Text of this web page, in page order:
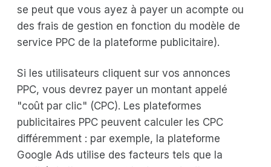
se peut que vous ayez à payer un acompte ou
des frais de gestion en fonction du modèle de
service PPC de la plateforme publicitaire).
Si les utilisateurs cliquent sur vos annonces
PPC, vous devrez payer un montant appelé
"coût par clic" (CPC). Les plateformes
publicitaires PPC peuvent calculer les CPC
différemment : par exemple, la plateforme
Google Ads utilise des facteurs tels que la